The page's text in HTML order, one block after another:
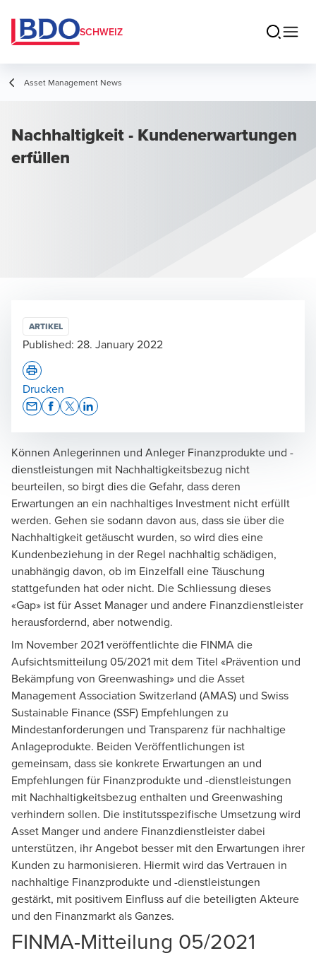
SCHWEIZ
Asset Management News
Nachhaltigkeit - Kundenerwartungen
erfüllen
Können Anlegerinnen und Anleger Finanzprodukte und -
dienstleistungen mit Nachhaltigkeitsbezug nicht
beurteilen, so birgt dies die Gefahr, dass deren
Erwartungen an ein nachhaltiges Investment nicht erfüllt
werden. Gehen sie sodann davon aus, dass sie über die
Nachhaltigkeit getäuscht wurden, so wird dies eine
Kundenbeziehung in der Regel nachhaltig schädigen,
unabhängig davon, ob im Einzelfall eine Täuschung
stattgefunden hat oder nicht. Die Schliessung dieses
«Gap» ist für Asset Manager und andere Finanzdienstleister
herausfordernd, aber notwendig.
Im November 2021 veröffentlichte die FINMA die
Aufsichtsmitteilung 05/2021 mit dem Titel «Prävention und
Bekämpfung von Greenwashing» und die Asset
Management Association Switzerland (AMAS) und Swiss
Sustainable Finance (SSF) Empfehlungen zu
Mindestanforderungen und Transparenz für nachhaltige
Anlageprodukte. Beiden Veröffentlichungen ist
gemeinsam, dass sie konkrete Erwartungen an und
Empfehlungen für Finanzprodukte und -dienstleistungen
mit Nachhaltigkeitsbezug enthalten und Greenwashing
verhindern sollen. Die institutsspezifische Umsetzung wird
Asset Manger und andere Finanzdienstleister dabei
unterstützen, ihr Angebot besser mit den Erwartungen ihrer
Kunden zu harmonisieren. Hiermit wird das Vertrauen in
nachhaltige Finanzprodukte und -dienstleistungen
gestärkt, mit positivem Einfluss auf die beteiligten Akteure
und den Finanzmarkt als Ganzes.
FINMA-Mitteilung 05/2021
ARTIKEL
Published: 28. January 2022
Drucken